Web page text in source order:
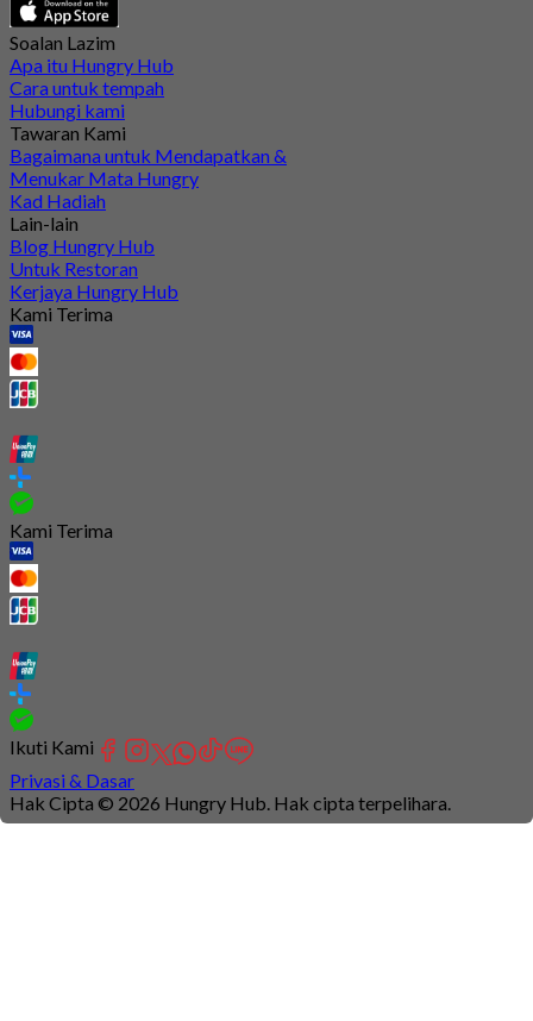
Soalan Lazim
Apa itu Hungry Hub
Cara untuk tempah
Hubungi kami
Tawaran Kami
Bagaimana untuk Mendapatkan &
Menukar Mata Hungry
Kad Hadiah
Lain-lain
Blog Hungry Hub
Untuk Restoran
Kerjaya Hungry Hub
Kami Terima
Kami Terima
Ikuti Kami
Privasi & Dasar
Hak Cipta © 2026 Hungry Hub. Hak cipta terpelihara.
Connection